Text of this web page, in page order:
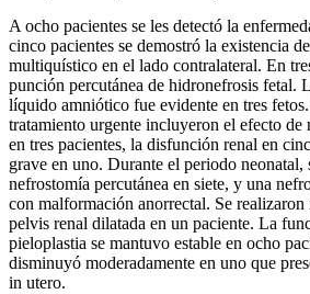
A ocho pacientes se les detectó la
cinco pacientes se demostró la existencia
multiquístico en el lado contralateral. En
punción percutánea de hidronefrosis fetal.
líquido amniótico fue evidente en tres
tratamiento urgente incluyeron el efecto de
en tres pacientes, la disfunción renal en
grave en uno. Durante el periodo neonatal,
nefrostomía percutánea en siete, y una
con malformación anorrectal. Se realizaron
pelvis renal dilatada en un paciente. La
pieloplastia se mantuvo estable en ocho
disminuyó moderadamente en uno que
in utero.